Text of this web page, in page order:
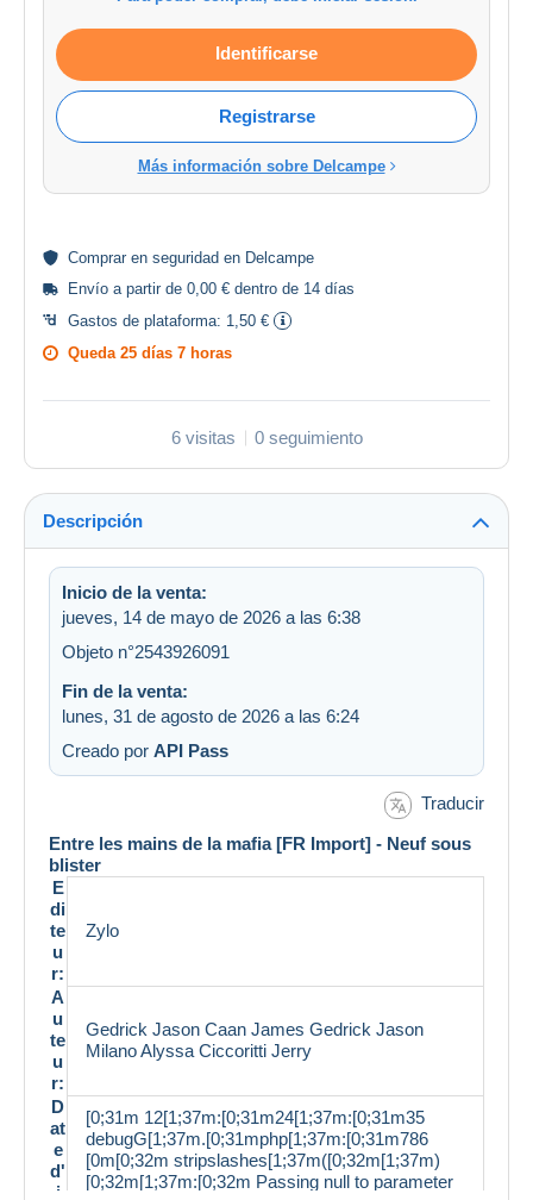
Identificarse
Registrarse
Más información sobre Delcampe
Comprar en seguridad en Delcampe
Envío a partir de 0,00 € dentro de 14 días
Gastos de plataforma: 1,50 €
Queda 25 días 7 horas
6 visitas 0 seguimiento
Descripción
Inicio de la venta:
jueves, 14 de mayo de 2026 a las 6:38
Objeto n°2543926091
Fin de la venta:
lunes, 31 de agosto de 2026 a las 6:24
Creado por API Pass
Traducir
Entre les mains de la mafia [FR Import] - Neuf sous
blister
E
di
te
u
r:
Zylo
A
u
te
u
r:
Gedrick Jason Caan James Gedrick Jason
Milano Alyssa Ciccoritti Jerry
D
at
e
d'
i
[0;31m 12[1;37m:[0;31m24[1;37m:[0;31m35
debugG[1;37m.[0;31mphp[1;37m:[0;31m786
[0m[0;32m stripslashes[1;37m([0;32m[1;37m)
[0;32m[1;37m:[0;32m Passing null to parameter